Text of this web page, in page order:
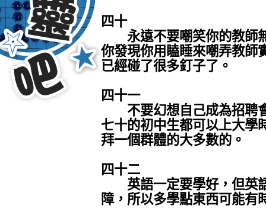
四十
永遠不要嘲笑你的教師
你發現你用瞌睡來嘲弄教師
已經碰了很多釘子了。
四十一
不要幻想自己成為招聘
七十的初中生都可以上大學
拜一個群體的大多數的。
四十二
英語一定要學好，但英
障，所以多學點東西可能有